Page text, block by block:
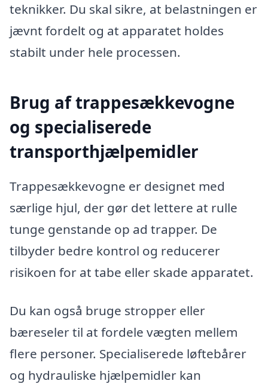
teknikker. Du skal sikre, at belastningen er
jævnt fordelt og at apparatet holdes
stabilt under hele processen.
Brug af trappesækkevogne
og specialiserede
transporthjælpemidler
Trappesækkevogne er designet med
særlige hjul, der gør det lettere at rulle
tunge genstande op ad trapper. De
tilbyder bedre kontrol og reducerer
risikoen for at tabe eller skade apparatet.
Du kan også bruge stropper eller
bæreseler til at fordele vægten mellem
flere personer. Specialiserede løftebårer
og hydrauliske hjælpemidler kan